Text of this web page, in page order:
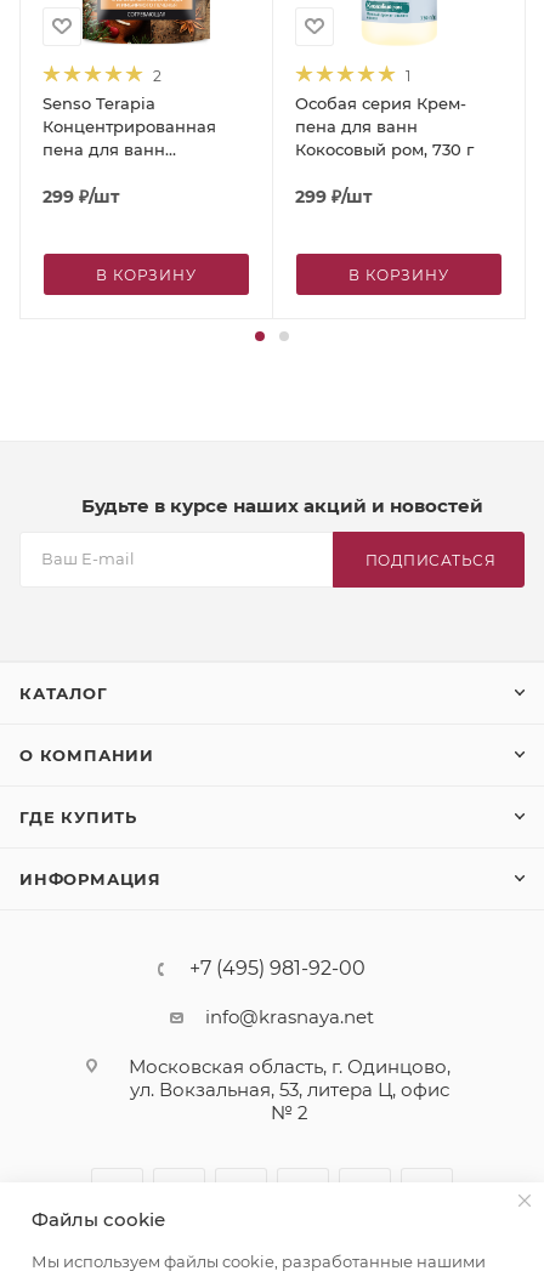
2
Senso Terapia
Концентрированная
пена для ванн
cookies»/«Имбирное
299 ₽/шт
В КОРЗИНУ
1
Особая серия Крем-
пена для ванн
Кокосовый ром, 730 г
299 ₽/шт
В КОРЗИНУ
Будьте в курсе наших акций и новостей
ПОДПИСАТЬСЯ
КАТАЛОГ
О КОМПАНИИ
ГДЕ КУПИТЬ
ИНФОРМАЦИЯ
+7 (495) 981-92-00
info@krasnaya.net
Московская область, г. Одинцово,
ул. Вокзальная, 53, литера Ц, офис
№ 2
Файлы cookie
Мы используем файлы cookie, разработанные нашими